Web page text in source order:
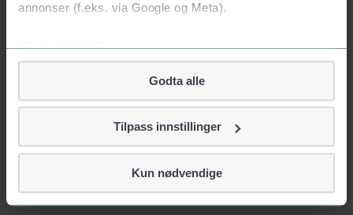
annonser (f.eks. via Google og Meta).
Vil du vite mer?
Om informasjonskapsler
Googles retningslinjer for personvern
Vi tar ditt personvern på alvor
identifiserer deg, som navn eller telefonnummer.
Godta alle
Tilpass innstillinger
Kun nødvendige